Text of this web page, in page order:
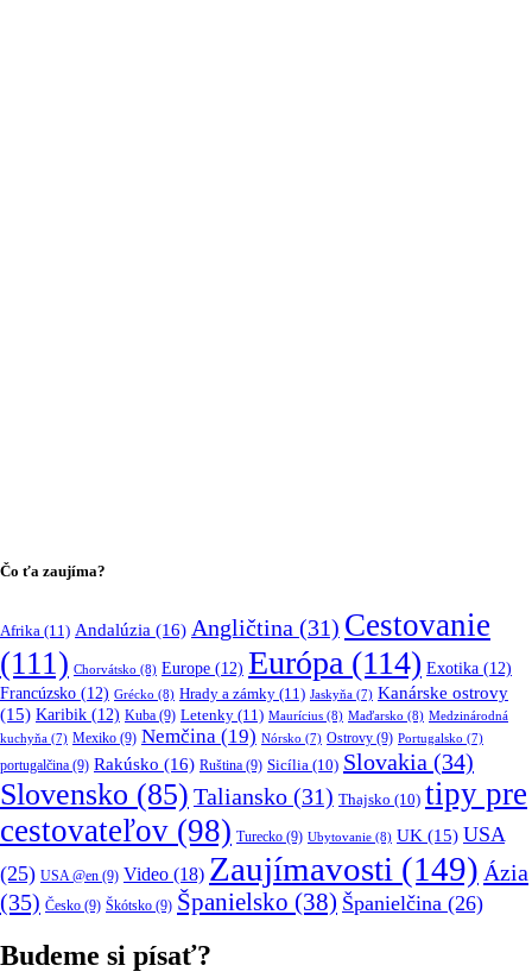
Čo ťa zaujíma?
Afrika (11) Andalúzia (16) Angličtina (31) Cestovanie
(111) Chorvátsko (8) Europe (12) Európa (114) Exotika (12)
Francúzsko (12) Grécko (8) Hrady a zámky (11) Jaskyňa (7) Kanárske ostrovy
(15) Karibik (12) Kuba (9) Letenky (11) Maurícius (8) Maďarsko (8) Medzinárodná
kuchyňa (7) Mexiko (9) Nemčina (19) Nórsko (7) Ostrovy (9) Portugalsko (7)
portugalčina (9) Rakúsko (16) Ruština (9) Sicília (10) Slovakia (34)
Slovensko (85) Taliansko (31) Thajsko (10) tipy pre
cestovateľov (98) Turecko (9) Ubytovanie (8) UK (15) USA
(25) USA @en (9) Video (18) Zaujímavosti (149) Ázia
(35) Česko (9) Škótsko (9) Španielsko (38) Španielčina (26)
Budeme si písať?